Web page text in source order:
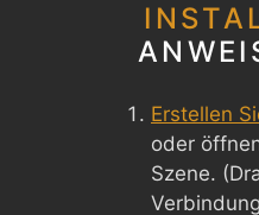
Erstellen
oder
Szene.